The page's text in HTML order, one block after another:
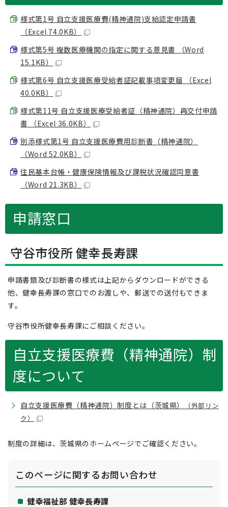
様式第1号 自立支援医療費(精神通院)支給認定申請書
（Excel 74.0KB）
様式第5号 複数医療機関の指定に関する意見書 （Word
15.1KB）
様式第6号 自立支援医療受給者証記載事項変更届 （Excel
40.0KB）
様式第11号 自立支援医療受給者証（精神通院）再交付申請
書 （Excel 36.0KB）
別添様式第1号 自立支援医療費用診断書（精神通院）
（Word 52.0KB）
住民基本台帳・健康保険情報及び課税状況確認同意書
（Word 21.3KB）
申請窓口
守谷市役所 健幸長寿課
申請書類及び診断書の様式は上記からダウンロードができる
他、健幸長寿課の窓口でのお渡しや、郵送での送付もできま
す。
守谷市役所健幸長寿課にご相談ください。
自立支援医療費（精神通院）制
度について
自立支援医療費（精神通院）制度とは（茨城県）
（外部リン
ク）
制度の詳細は、茨城県のホームページでご確認ください。
このページに関するお問い合わせ
健幸福祉部 健幸長寿課